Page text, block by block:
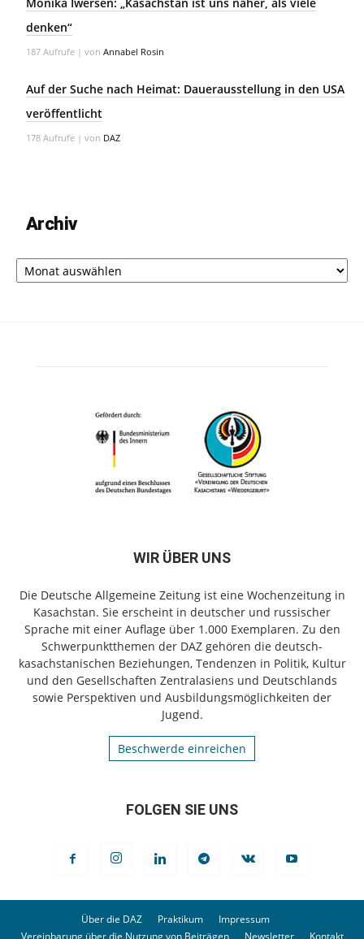
Monika Iwersen: „Kasachstan ist uns näher, als viele
denken“
187 Aufrufe | von Annabel Rosin
Auf der Suche nach Heimat: Dauerausstellung in den USA
veröffentlicht
178 Aufrufe | von DAZ
Archiv
Archiv
WIR ÜBER UNS
Die Deutsche Allgemeine Zeitung ist eine Wochenzeitung in
Kasachstan. Sie erscheint in deutscher und russischer
Sprache mit einer Auflage über 1.000 Exemplaren. Zu den
Schwerpunktthemen der DAZ gehören die deutsch-
kasachstanischen Beziehungen, Tendenzen in Politik, Kultur
und den Gesellschaften Zentralasiens und Deutschlands
sowie Perspektiven und Ausbildungsmöglichkeiten der
Jugend.
Beschwerde einreichen
FOLGEN SIE UNS
Über die DAZ Praktikum
Impressum